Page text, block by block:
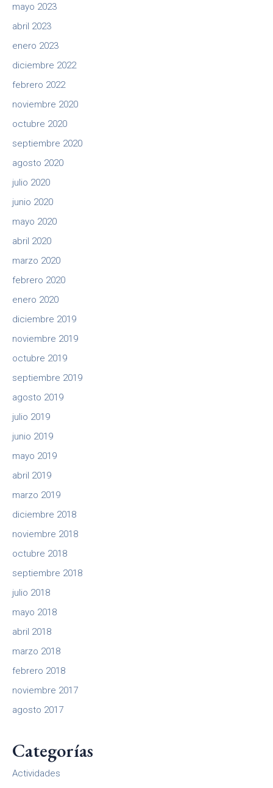
mayo 2023
abril 2023
enero 2023
diciembre 2022
febrero 2022
noviembre 2020
octubre 2020
septiembre 2020
agosto 2020
julio 2020
junio 2020
mayo 2020
abril 2020
marzo 2020
febrero 2020
enero 2020
diciembre 2019
noviembre 2019
octubre 2019
septiembre 2019
agosto 2019
julio 2019
junio 2019
mayo 2019
abril 2019
marzo 2019
diciembre 2018
noviembre 2018
octubre 2018
septiembre 2018
julio 2018
mayo 2018
abril 2018
marzo 2018
febrero 2018
noviembre 2017
agosto 2017
Categorías
Actividades